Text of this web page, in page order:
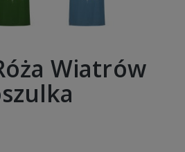
Wiatrów